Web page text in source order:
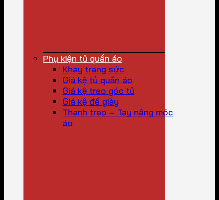
Phụ kiện tủ quần áo
Khay trang sức
Giá kệ tủ quần áo
Giá kệ treo góc tủ
Giá kệ để giày
Thanh treo – Tay nâng móc
áo